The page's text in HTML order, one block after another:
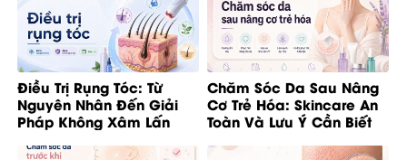
Điều Trị Rụng Tóc: Từ
Nguyên Nhân Đến Giải
Pháp Không Xâm Lấn
Chăm Sóc Da Sau Nâng
Cơ Trẻ Hóa: Skincare An
Toàn Và Lưu Ý Cần Biết